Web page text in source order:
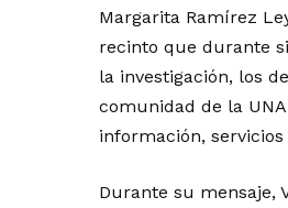
Margarita Ramírez
recinto que durante
la investigación, los
comunidad de la
información,
Durante su mensaje,